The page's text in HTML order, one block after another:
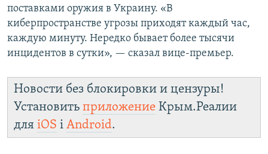
поставками оружия в Украину. «В
киберпространстве угрозы приходят каждый час,
каждую минуту. Нередко бывает более тысячи
инцидентов в сутки», — сказал вице-премьер.
Новости без блокировки и цензуры!
Установить приложение Крым.Реалии
для iOS і Android.